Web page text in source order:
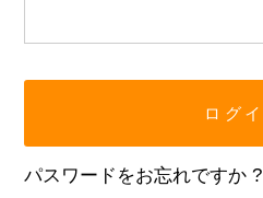
パスワードをお忘れですか ?